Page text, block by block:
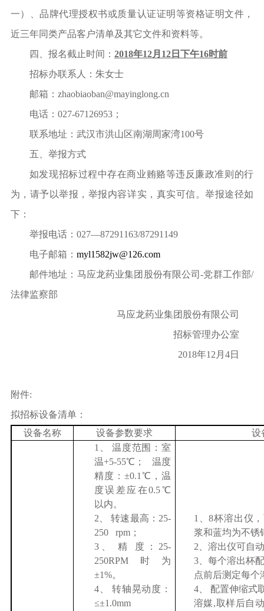
一）、品牌代理授权书或质量认证证明等资格证明文件，
近三年同类产品客户清单及其它文件和资料等。
四、报名截止时间： 2018年12月 12日下午16时前
招标办联系人：朱女士
邮箱： zhaobiaoban@mayinglong.cn
电话： 027-67126953；
联系地址：武汉市洪山区南湖周家湾100号
五、 举报方式
如发现招标过程中存在商业贿赂等违反廉政准则的行
为，请予以举报，举报内容详实，真实可信。举报途径如
下：
举报电话： 027—87291163/87291149
电子邮箱： myl1582jw@126.com
邮件地址：马应龙药业集团股份有限公司-党群工作部/
法律监察部
马应龙药业集团股份有限公司
招标管理办公室
2018年12 月4日
附件:
拟招标设备清单：
设备名称
设备参数要求 设
1、温度范围：室
温+5-55℃； 温度
精度： ±0.1 ℃，温
度误差应在0.5 ℃
以内。
2、转速最高： 25-
250 rpm；
3、精 度： 25-
250RPM时为
±1%。
4、转轴晃动度：
≤±1.0mm
1、8杯溶出仪
浆和蓝均为不锈
2、 溶出仪可自
3、每个溶出杯
点前后测定每个
4、
配置伸缩式
溶媒,取样后自